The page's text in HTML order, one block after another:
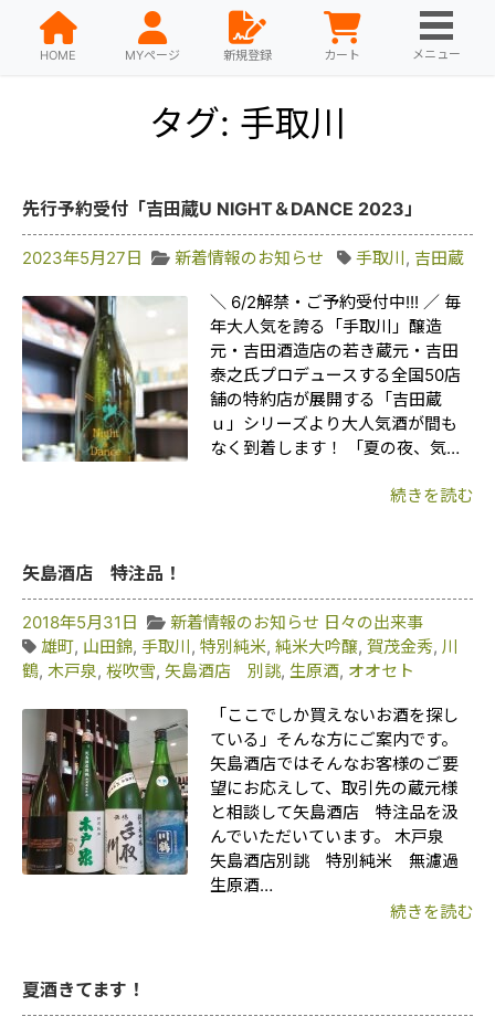
HOME MYページ 新規登録 カート メニュー
タグ: 手取川
先行予約受付「吉田蔵U NIGHT＆DANCE 2023」
2023年5月27日 新着情報のお知らせ 手取川, 吉田蔵
＼ 6/2解禁・ご予約受付中!!! ／ 毎
年大人気を誇る「手取川」醸造
元・吉田酒造店の若き蔵元・吉田
泰之氏プロデュースする全国50店
舗の特約店が展開する「吉田蔵
ｕ」シリーズより大人気酒が間も
なく到着します！ 「夏の夜、気…
続きを読む
矢島酒店 特注品！
2018年5月31日 新着情報のお知らせ 日々の出来事
雄町, 山田錦, 手取川, 特別純米, 純米大吟醸, 賀茂金秀, 川
鶴, 木戸泉, 桜吹雪, 矢島酒店 別誂, 生原酒, オオセト
「ここでしか買えないお酒を探し
ている」そんな方にご案内です。
矢島酒店ではそんなお客様のご要
望にお応えして、取引先の蔵元様
と相談して矢島酒店 特注品を汲
んでいただいています。 木戸泉
矢島酒店別誂 特別純米 無濾過
生原酒…
続きを読む
夏酒きてます！